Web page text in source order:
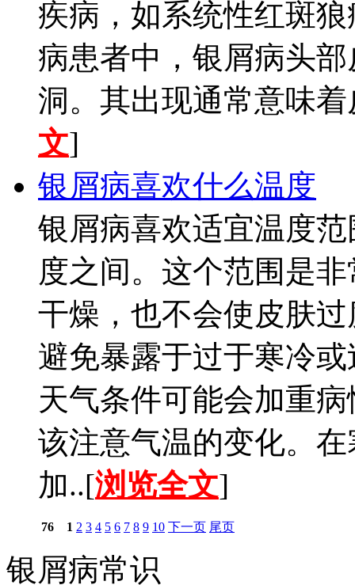
疾病，如系统性红斑
病患者中，银屑病头
洞。其出现通常意味
文]
银屑病喜欢什么温度
银屑病喜欢适宜温度
度之间。这个范围是
干燥，也不会使皮肤
避免暴露于过于寒冷
天气条件可能会加重
该注意气温的变化。
加..[浏览全文]
76 1 2 3 4 5 6 7 8 9 10 下一页 尾页
银屑病常识